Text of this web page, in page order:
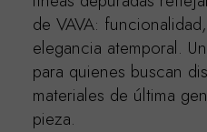
de VAVA:
elegancia atemporal.
para quienes buscan
materiales de última
pieza.